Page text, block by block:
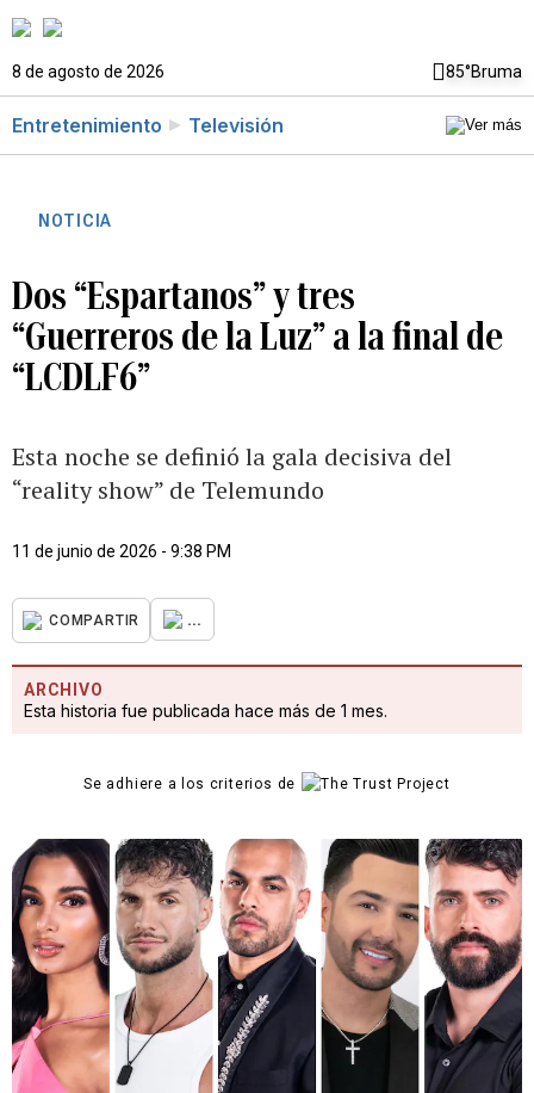
8 de agosto de 2026 85°Bruma
Entretenimiento Televisión
NOTICIA
Dos “Espartanos” y tres
“Guerreros de la Luz” a la final de
“LCDLF6”
Esta noche se definió la gala decisiva del
“reality show” de Telemundo
11 de junio de 2026 - 9:38 PM
COMPARTIR ...
ARCHIVO
Esta historia fue publicada hace más de 1 mes.
Se adhiere a los criterios de